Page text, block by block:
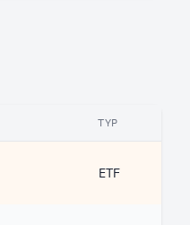
TYP
ETF